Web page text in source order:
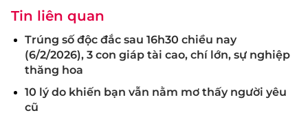
Tin liên quan
Trúng số độc đắc sau 16h30 chiều nay
(6/2/2026), 3 con giáp tài cao, chí lớn, sự nghiệp
thăng hoa
10 lý do khiến bạn vẫn nằm mơ thấy người yêu
cũ